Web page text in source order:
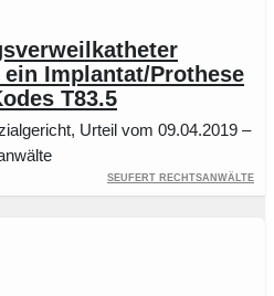
Implantat/Prothese
T83.5
Urteil vom 09.04.2019 –
Seufert Rechtsanwälte